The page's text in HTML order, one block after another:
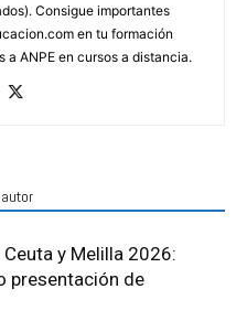
Consigue importantes
en tu formación
a ANPE en cursos a distancia.
y Melilla 2026:
presentación de